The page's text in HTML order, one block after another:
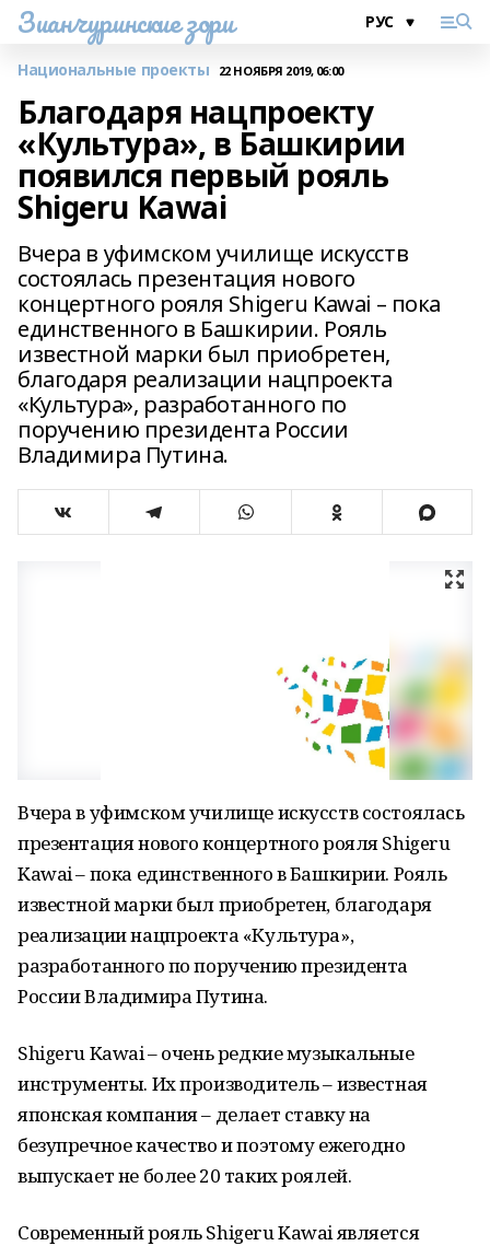
Зианчуринские зори
Национальные проекты 22 НОЯБРЯ 2019, 06:00
Благодаря нацпроекту
«Культура», в Башкирии
появился первый рояль
Shigeru Kawai
Вчера в уфимском училище искусств
состоялась презентация нового
концертного рояля Shigeru Kawai – пока
единственного в Башкирии. Рояль
известной марки был приобретен,
благодаря реализации нацпроекта
«Культура», разработанного по
поручению президента России
Владимира Путина.
Вчера в уфимском училище искусств состоялась
презентация нового концертного рояля Shigeru
Kawai – пока единственного в Башкирии. Рояль
известной марки был приобретен, благодаря
реализации нацпроекта «Культура»,
разработанного по поручению президента
России Владимира Путина.
Shigeru Kawai – очень редкие музыкальные
инструменты. Их производитель – известная
японская компания – делает ставку на
безупречное качество и поэтому ежегодно
выпускает не более 20 таких роялей.
Современный рояль Shigeru Kawai является